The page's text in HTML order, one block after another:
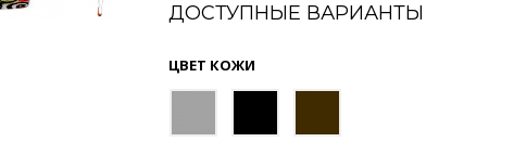
ДОСТУПНЫЕ ВАРИАНТЫ
ЦВЕТ КОЖИ